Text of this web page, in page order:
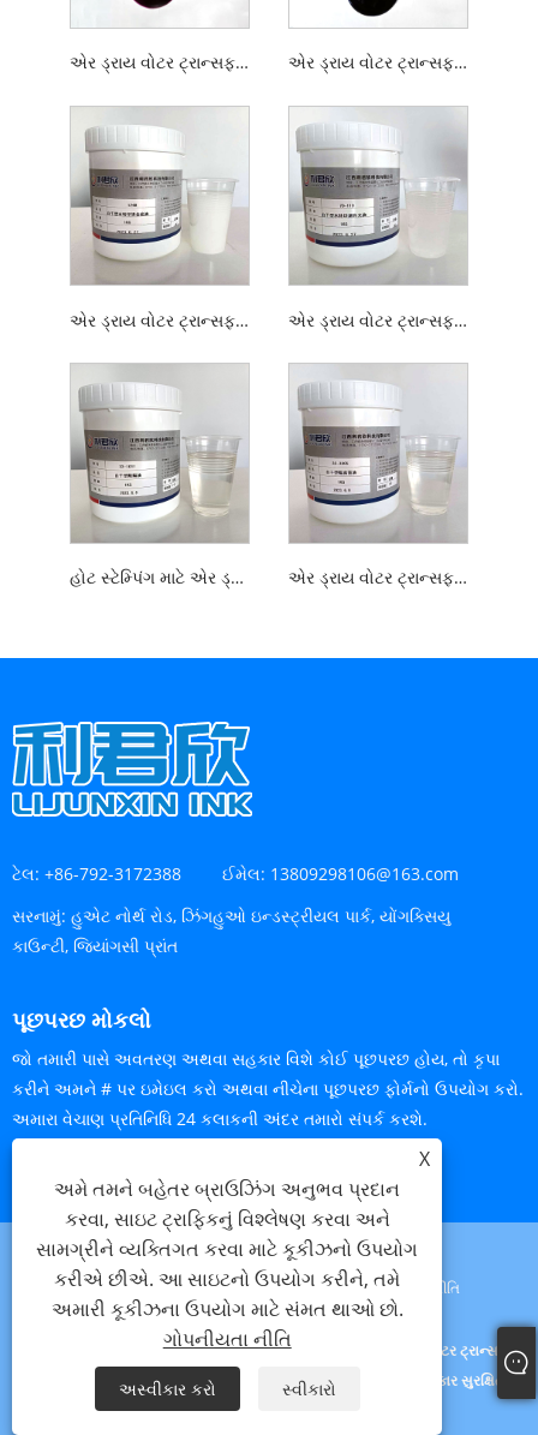
એર ડ્રાય વોટર ટ્રાન્સફર સ્ક્રીન પ્રિન્ટીંગ ગ્લાસ ઇંક એર ડ્રાય વોટર ટ્રાન્સફર સ્ક્રીન પ્રિન્ટીંગ સિરામિક શાહી
એર ડ્રાય વોટર ટ્રાન્સફર સ્ક્રીન પ્રિન્ટિંગ ગોલ્ડ સ્ટેમ્પિંગ પ્રાઈમર એર ડ્રાય વોટર ટ્રાન્સફર પ્રિન્ટિંગ સ્ક્રીન કલર એડજસ્ટિંગ વાર્નિશ
હોટ સ્ટેમ્પિંગ માટે એર ડ્રાય વોટર ટ્રાન્સફર સ્ક્રીન પ્રિન્ટીંગ બેરિયર શાહી એર ડ્રાય વોટર ટ્રાન્સફર સ્ક્રીન બેરિયર વાર્નિશ
ટેલ: +86-792-3172388 ઈમેલ: 13809298106@163.com
સરનામું: હુએટ નોર્થ રોડ, ઝિંગહુઓ ઇન્ડસ્ટ્રીયલ પાર્ક, યોંગક્સિયુ
કાઉન્ટી, જિયાંગસી પ્રાંત
પૂછપરછ મોકલો
જો તમારી પાસે અવતરણ અથવા સહકાર વિશે કોઈ પૂછપરછ હોય, તો કૃપા
કરીને અમને # પર ઇમેઇલ કરો અથવા નીચેના પૂછપરછ ફોર્મનો ઉપયોગ કરો.
અમારા વેચાણ પ્રતિનિધિ 24 કલાકની અંદર તમારો સંપર્ક કરશે.
હવે પૂછપરછ
Links Sitemap RSS XML ગોપનીયતા નીતિ
કૉપિરાઇટ © 2023 Jiangxi Lijunxin Technology Co., Ltd. - UVLED વોટર ટ્રાન્સફર
પ્રિન્ટિંગ શાહી, ડાયરેક્ટ પ્રિન્ટિંગ શાહી, સ્ક્રીન પ્રિન્ટિંગ શાહી - સર્વાધિકાર સુરક્ષિત.
X
અમે તમને બહેતર બ્રાઉઝિંગ અનુભવ પ્રદાન
કરવા, સાઇટ ટ્રાફિકનું વિશ્લેષણ કરવા અને
સામગ્રીને વ્યક્તિગત કરવા માટે કૂકીઝનો ઉપયોગ
કરીએ છીએ. આ સાઇટનો ઉપયોગ કરીને, તમે
અમારી કૂકીઝના ઉપયોગ માટે સંમત થાઓ છો.
ગોપનીયતા નીતિ
અસ્વીકાર કરો સ્વીકારો